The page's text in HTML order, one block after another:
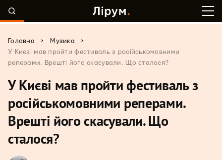
Головна > Музика
>
У Києві мав пройти фестиваль з російськомовними
реперами. Врешті його скасували. Що сталося?
У Києві мав пройти фестиваль з
російськомовними реперами.
Врешті його скасували. Що
сталося?